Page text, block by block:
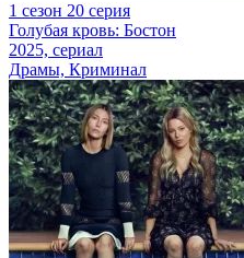
1 сезон 20 серия
Голубая кровь: Бостон
2025, сериал
Драмы, Криминал